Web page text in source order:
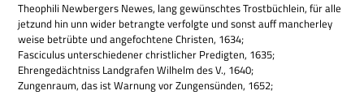
Theo­phili New­ber­gers Newes, lang gewünsch­tes Trost­büch­lein, für alle
jet­zund hin unn wider betrangte ver­folgte und sonst auff man­cher­ley
weise betrübte und ange­foch­tene Chri­sten, 1634;
Fasci­cu­lus unter­schie­de­ner christ­li­cher Pre­dig­ten, 1635;
Ehren­ge­dächt­niss Land­gra­fen Wil­helm des V., 1640;
Zun­gen­raum, das ist War­nung vor Zun­gen­sün­den, 1652;